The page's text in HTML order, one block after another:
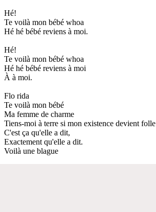
Hé!
Te voilà mon bébé whoa
Hé hé bébé reviens à moi.
Hé!
Te voilà mon bébé whoa
Hé hé bébé reviens à moi
À à moi.
Flo rida
Te voilà mon bébé
Ma femme de charme
Tiens-moi à terre si mon existence devient folle
C'est ça qu'elle a dit,
Exactement qu'elle a dit.
Voilà une blague